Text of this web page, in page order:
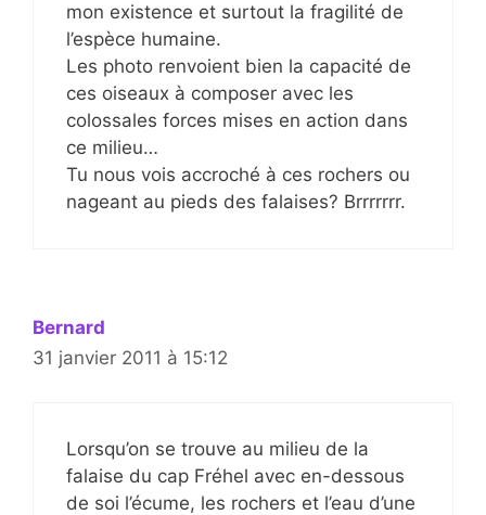
mon existence et surtout la fragilité de
l’espèce humaine.
Les photo renvoient bien la capacité de
ces oiseaux à composer avec les
colossales forces mises en action dans
ce milieu…
Tu nous vois accroché à ces rochers ou
nageant au pieds des falaises? Brrrrrrr.
Bernard
31 janvier 2011 à 15:12
Lorsqu’on se trouve au milieu de la
falaise du cap Fréhel avec en-dessous
de soi l’écume, les rochers et l’eau d’une